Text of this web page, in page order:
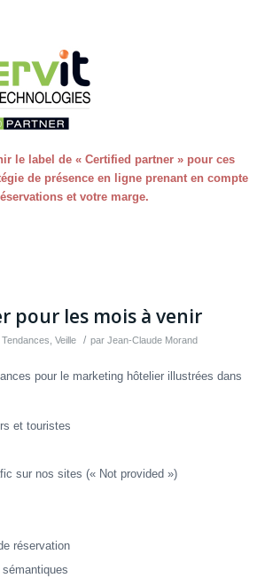
le label de « Certified partner » pour ces
de présence en ligne prenant en compte
et votre marge.
pour les mois à venir
Tendances Veille / par Jean-Claude Morand
pour le marketing hôtelier illustrées dans
et touristes
sur nos sites (« Not provided »)
réservation